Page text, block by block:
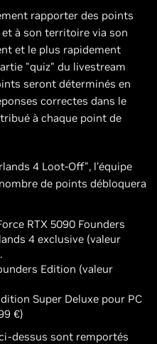
rapporter des points
à son territoire via son
et le plus rapidement
"quiz" du livestream
seront déterminés en
correctes dans le
à chaque point de
4 Loot-Off", l'équipe
de points débloquera
RTX 5090 Founders
4 exclusive (valeur
Edition (valeur
Super Deluxe pour PC
€)
dessus sont remportés